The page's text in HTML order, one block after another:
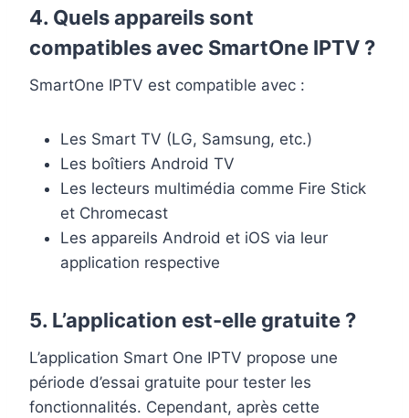
4. Quels appareils sont
compatibles avec SmartOne IPTV ?
SmartOne IPTV est compatible avec :
Les Smart TV (LG, Samsung, etc.)
Les boîtiers Android TV
Les lecteurs multimédia comme Fire Stick
et Chromecast
Les appareils Android et iOS via leur
application respective
5. L’application est-elle gratuite ?
L’application Smart One IPTV propose une
période d’essai gratuite pour tester les
fonctionnalités. Cependant, après cette